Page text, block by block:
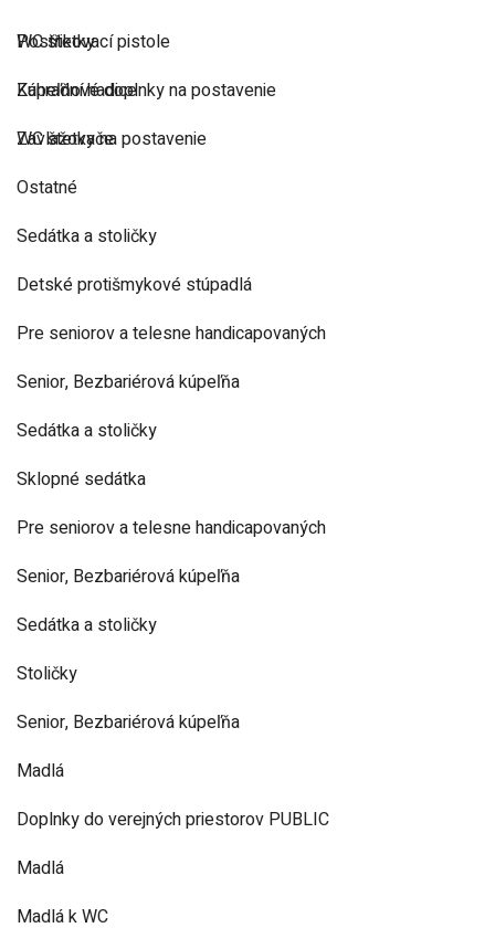
Postřikovací pistole
Zahradní hadice
Zavlažovače
WC štetky
Kúpeľňové doplnky na postavenie
WC štetky na postavenie
Ostatné
Sedátka a stoličky
Detské protišmykové stúpadlá
Pre seniorov a telesne handicapovaných
Senior, Bezbariérová kúpeľňa
Sedátka a stoličky
Sklopné sedátka
Pre seniorov a telesne handicapovaných
Senior, Bezbariérová kúpeľňa
Sedátka a stoličky
Stoličky
Senior, Bezbariérová kúpeľňa
Madlá
Doplnky do verejných priestorov PUBLIC
Madlá
Madlá k WC